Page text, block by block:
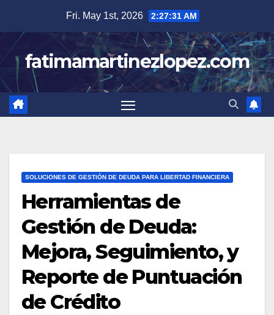
content
Fri. May 1st, 2026 2:27:32 AM
fatimamartinezlopez.com
SOLUCIONES DE GESTIÓN DE DEUDA PARA LIBERTAD FINANCIERA
Herramientas de
Gestión de Deuda:
Mejora, Seguimiento, y
Reporte de Puntuación
de Crédito